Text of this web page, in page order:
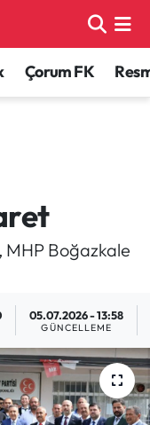
Çorum FK
MHP Boğazkale
05.07.2026 - 13:58
GÜNCELLEME